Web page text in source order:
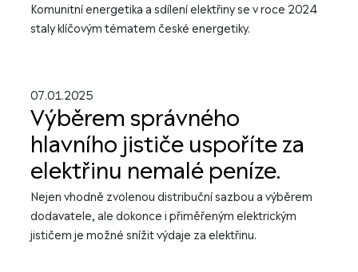
Komunitní energetika a sdílení elektřiny se v roce 2024
staly klíčovým tématem české energetiky.
07.01.2025
Výběrem správného
hlavního jističe uspoříte za
elektřinu nemalé peníze.
Nejen vhodně zvolenou distribuční sazbou a výběrem
dodavatele, ale dokonce i přiměřeným elektrickým
jističem je možné snížit výdaje za elektřinu.